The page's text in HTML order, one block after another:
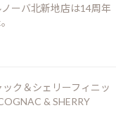
アードナッホー インフィニットロッホ セカンドリリース（ARDNAHOE INFINITE LOCH SECOND RELEASE）
ーバ北新地店は14周年
ク＆シェリーフィニッ
& SHERRY